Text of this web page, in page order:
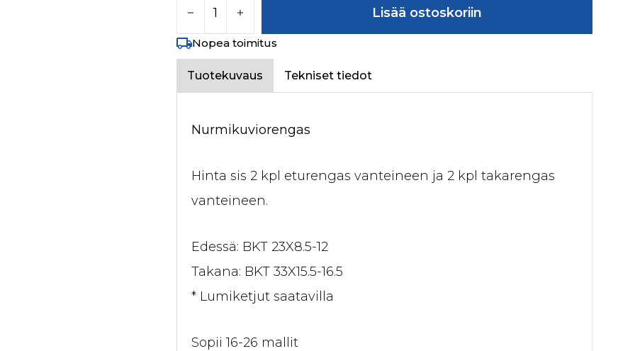
Lisää ostoskoriin
Nopea toimitus
Tuotekuvaus Tekniset tiedot
Nurmikuviorengas
Hinta sis 2 kpl eturengas vanteineen ja 2 kpl takarengas
vanteineen.
Edessä: BKT 23X8.5-12
Takana: BKT 33X15.5-16.5
* Lumiketjut saatavilla
Sopii 16-26 mallit